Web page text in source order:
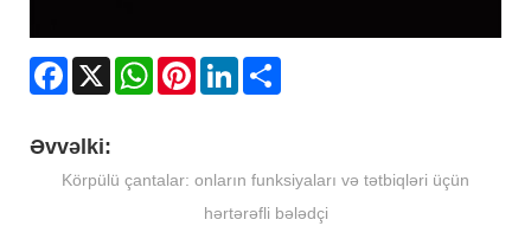
Facebook
X WhatsAppPinterestLinkedIn
Əvvəlki:
Körpülü çantalar: onların funksiyaları və tətbiqləri üçün
hərtərəfli bələdçi